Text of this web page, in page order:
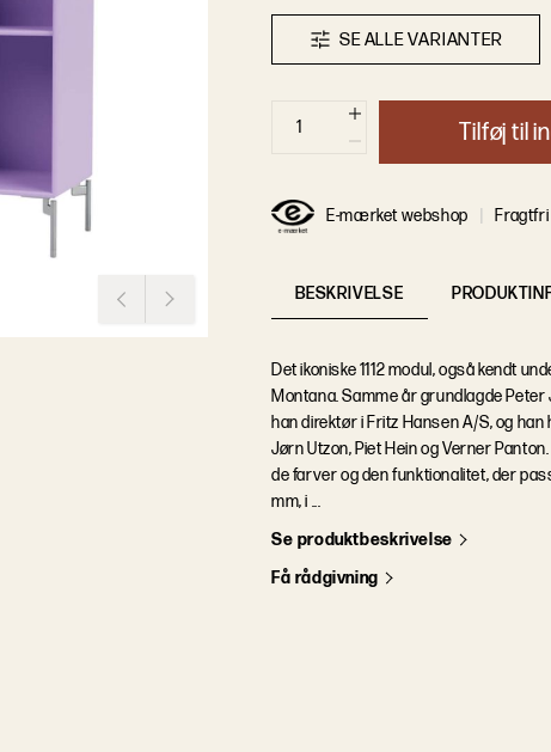
Ti føj ti in
SEALLEVAR ANTER
E-mærket webshop Fragtfri
BESKRIVELSE
Det ikoniske 1112 modul, også kendt
Montana. Samme år grundlagde Peter
han direktør i Fritz Hansen A/S, og
Jørn Utzon, Piet Hein og Verner
de farver og den funktionalitet, der
mm, i ...
Se produktbeskrive se
Få rådgivning